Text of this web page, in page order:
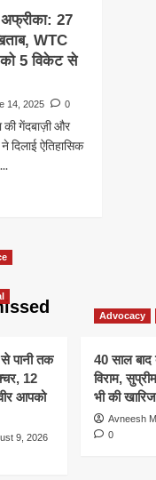
अफ्रीका: 27
WTC
5 विकेट से
14, 2025 0
की गेंदबाज़ी और
दिलाई ऐतिहासिक
पानी तक
12
आपको
9, 2026
Advocacy
40 साल बाद
विराम,
भी की खारिज
Avneesh
0